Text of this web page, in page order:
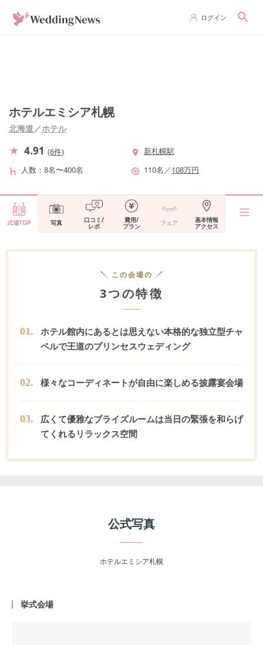
ログイン
ホテルエミシア札幌
北海道／ホテル
4.91 (6件)
新札幌駅
人数
8名〜400名 110名 ／108万円
式場TOP 写真 口コミ/
レポ
費用/
プラン フェア 基本情報
アクセス
この会場の
3つの特徴
01.
ホテル館内にあるとは思えない本格的な独立型チャ
ペルで王道のプリンセスウェディング
02. 様々なコーディネートが自由に楽しめる披露宴会場
03.
広くて優雅なブライズルームは当日の緊張を和らげ
てくれるリラックス空間
公式写真
ホテルエミシア札幌
挙式会場